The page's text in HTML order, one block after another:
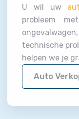
U wil uw
probleem
technische
helpen we je
Auto